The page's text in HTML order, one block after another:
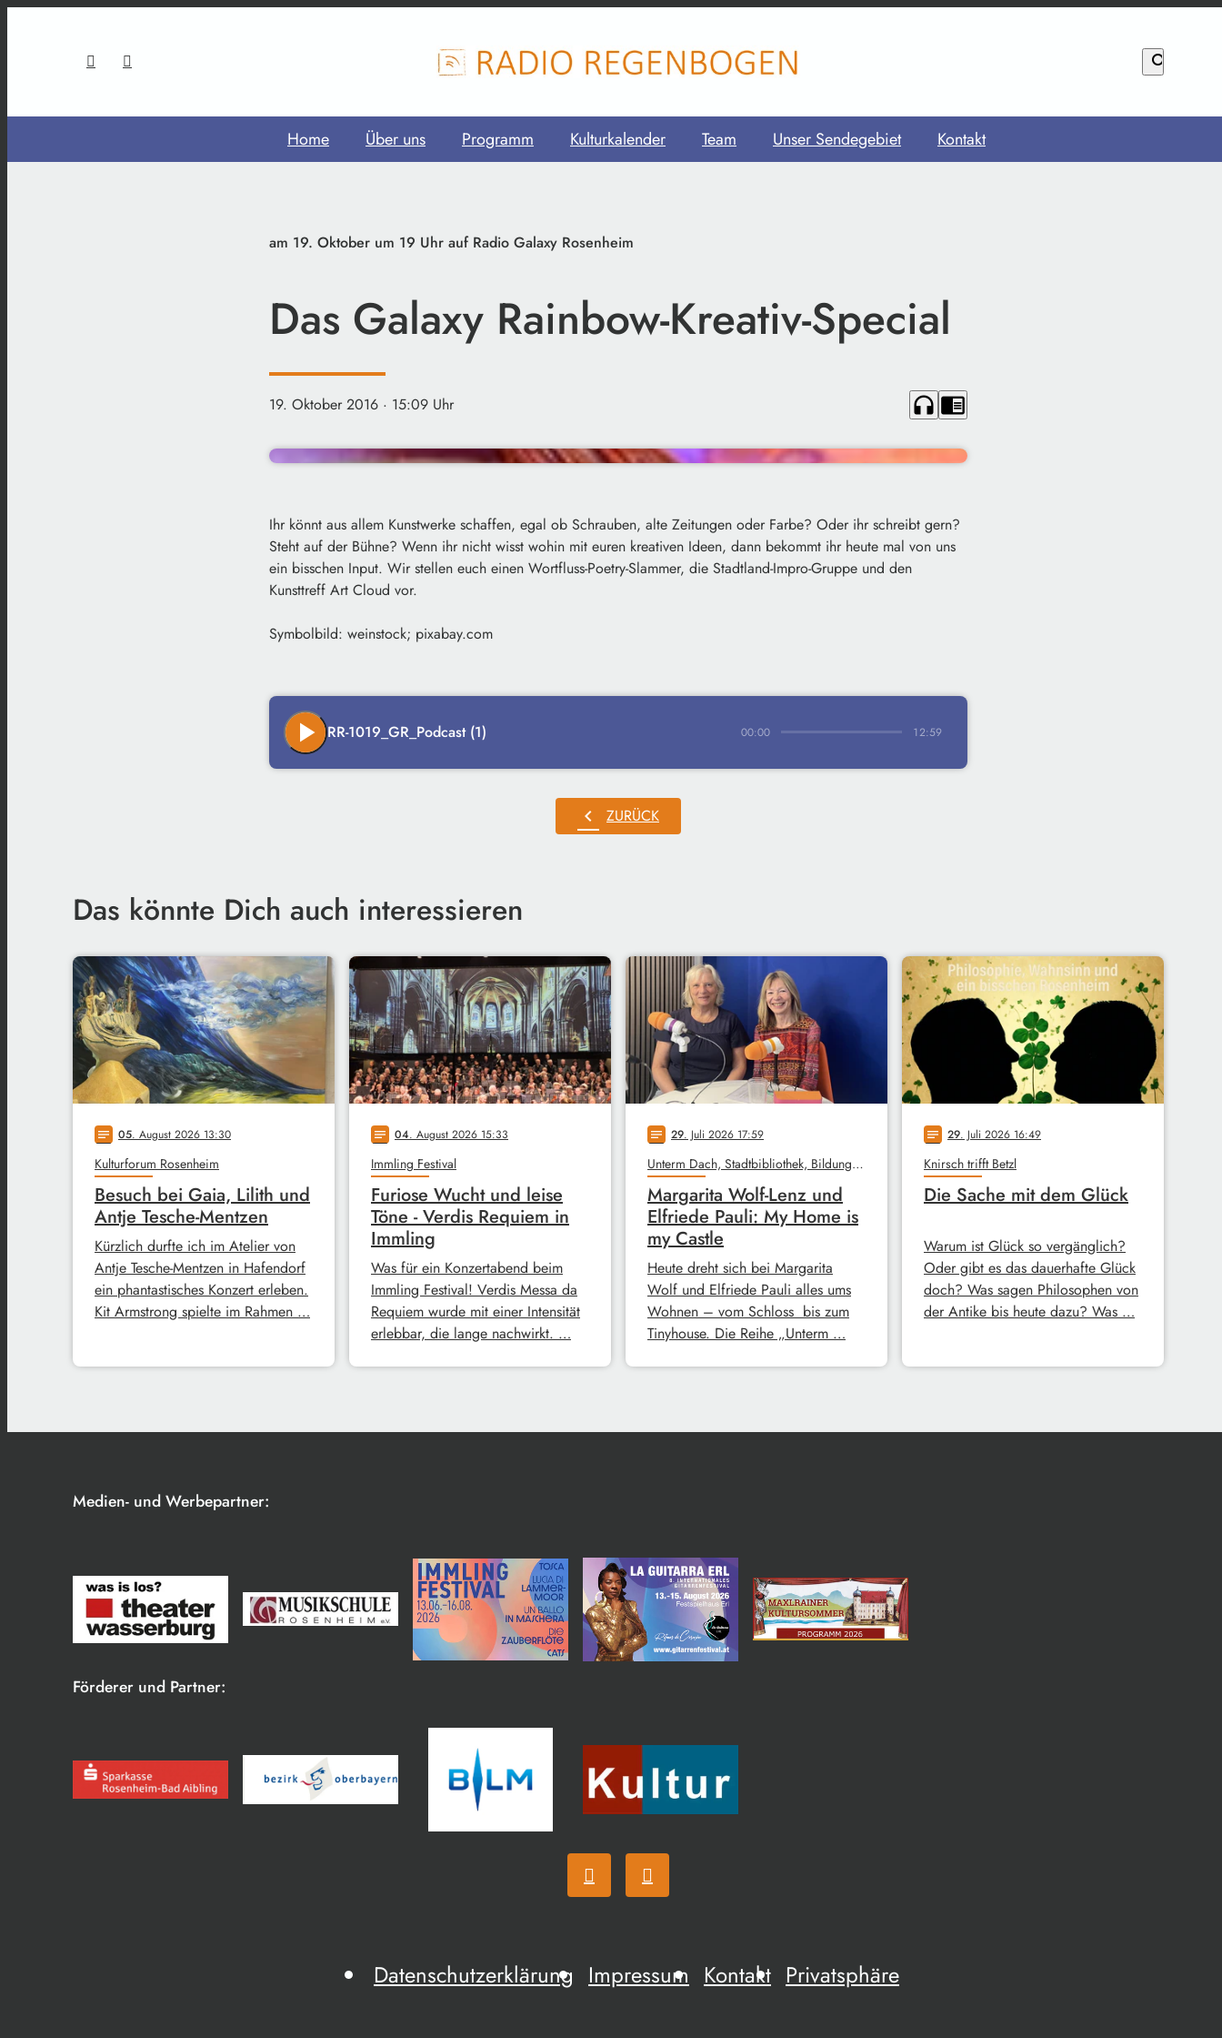
search
Home Über uns Programm Kulturkalender Team Unser Sendegebiet Kontakt
am 19. Oktober um 19 Uhr auf Radio Galaxy Rosenheim
Das Galaxy Rainbow-Kreativ-Special
19. Oktober 2016 · 15:09 Uhr headphones chrome_reader_mode
Ihr könnt aus allem Kunstwerke schaffen, egal ob Schrauben, alte Zeitungen oder Farbe? Oder ihr schreibt gern?
Steht auf der Bühne? Wenn ihr nicht wisst wohin mit euren kreativen Ideen, dann bekommt ihr heute mal von uns
ein bisschen Input. Wir stellen euch einen Wortfluss-Poetry-Slammer, die Stadtland-Impro-Gruppe und den
Kunsttreff Art Cloud vor.
Symbolbild: weinstock; pixabay.com
play_arrow RR-1019_GR_Podcast (1) 00:00 12:59
chevron_left ZURÜCK
Das könnte Dich auch interessieren
notes 05. August 2026 13:30
Kulturforum Rosenheim
Besuch bei Gaia, Lilith und
Antje Tesche-Mentzen
Kürzlich durfte ich im Atelier von
Antje Tesche-Mentzen in Hafendorf
ein phantastisches Konzert erleben.
Kit Armstrong spielte im Rahmen …
notes 04. August 2026 15:33
Immling Festival
Furiose Wucht und leise
Töne - Verdis Requiem in
Immling
Was für ein Konzertabend beim
Immling Festival! Verdis Messa da
Requiem wurde mit einer Intensität
erlebbar, die lange nachwirkt. …
notes 29. Juli 2026 17:59
Unterm Dach, Stadtbibliothek, Bildungswerk
Margarita Wolf-Lenz und
Elfriede Pauli: My Home is
my Castle
Heute dreht sich bei Margarita
Wolf und Elfriede Pauli alles ums
Wohnen – vom Schloss bis zum
Tinyhouse. Die Reihe „Unterm …
notes 29. Juli 2026 16:49
Knirsch trifft Betzl
Die Sache mit dem Glück
Warum ist Glück so vergänglich?
Oder gibt es das dauerhafte Glück
doch? Was sagen Philosophen von
der Antike bis heute dazu? Was …
Medien- und Werbepartner:
Förderer und Partner:
Datenschutzerklärung Impressum Kontakt Privatsphäre